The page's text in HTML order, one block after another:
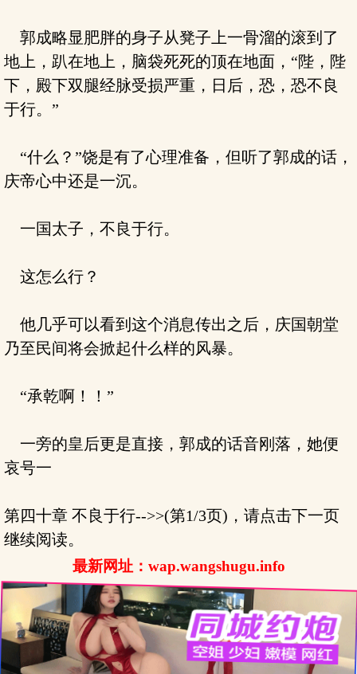
郭成略显肥胖的身子从凳子上一骨溜的滚到了
地上，趴在地上，脑袋死死的顶在地面，“陛，陛
下，殿下双腿经脉受损严重，日后，恐，恐不良
于行。”
“什么？”饶是有了心理准备，但听了郭成的话，
庆帝心中还是一沉。
一国太子，不良于行。
这怎么行？
他几乎可以看到这个消息传出之后，庆国朝堂
乃至民间将会掀起什么样的风暴。
“承乾啊！！”
一旁的皇后更是直接，郭成的话音刚落，她便
哀号一
第四十章 不良于行-->>(第1/3页)，请点击下一页
继续阅读。
最新网址：wap.wangshugu.info